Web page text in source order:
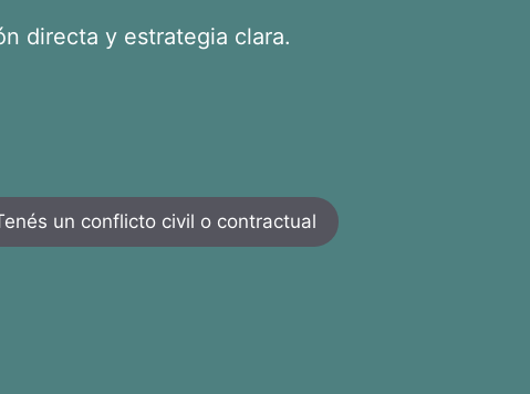
directa y estrategia clara.
un conflicto civil o contractual